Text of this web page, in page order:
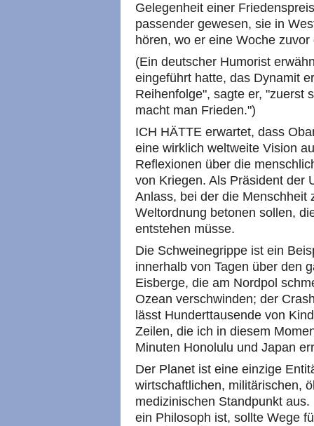
Gelegenheit einer
passender gewesen, sie in
hören, wo er eine Woche
(Ein deutscher Humorist
eingeführt hatte, das Dynamit
Reihenfolge", sagte er, "zuerst
macht man Frieden.")
ICH HÄTTE erwartet, dass
eine wirklich weltweite Vision
Reflexionen über die
von Kriegen. Als Präsident der
Anlass, bei der die Menschheit
Weltordnung betonen sollen,
entstehen müsse.
Die Schweinegrippe ist ein
innerhalb von Tagen über den
Eisberge, die am Nordpol
Ozean verschwinden; der
lässt Hunderttausende von
Zeilen, die ich in diesem
Minuten Honolulu und Japan
Der Planet ist eine einzige
wirtschaftlichen, militärischen,
medizinischen Standpunkt
ein Philosoph ist, sollte Wege